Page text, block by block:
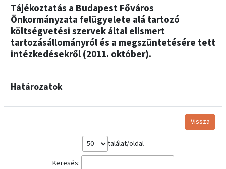
Tájékoztatás a Budapest Főváros
Önkormányzata felügyelete alá tartozó
költségvetési szervek által elismert
tartozásállományról és a megszüntetésére tett
intézkedésekről (2011. október).
Határozatok
Vissza
találat/oldal
Keresés: